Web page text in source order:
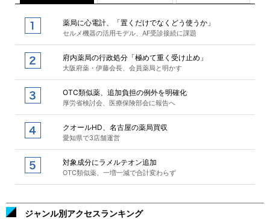
薬局に心電計、「置くだけでなくどう使うか」
セルメ機器の活用モデル、AF受診接続に課題
府内薬局の行政処分「極めて重く受け止め」
大阪府薬・伊藤会長、会員薬局と明かす
OTC類似薬、追加負担の例外を明確化
厚労省検討会、医療保険部会に報告へ
クオールHD、名古屋の薬局買収
愛知県で3店舗運営
対象成分にラメルテオン追加
OTC類似薬、一増一減で合計変わらず
ジャンル別アクセスランキング